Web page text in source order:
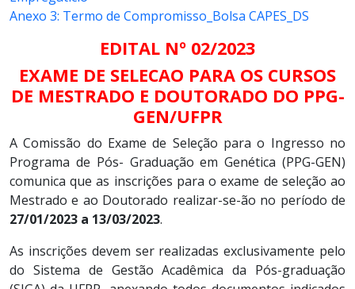
Anexo 3: Termo de Compromisso_Bolsa CAPES_DS
EDITAL Nº 02/2023
EXAME DE SELECAO PARA OS CURSOS
DE MESTRADO E DOUTORADO DO PPG-
GEN/UFPR
A Comissão do Exame de Seleção para o Ingresso no
Programa de Pós- Graduação em Genética (PPG-GEN)
comunica que as inscrições para o exame de seleção ao
Mestrado e ao Doutorado realizar-se-ão no período de
27/01/2023 a 13/03/2023.
As inscrições devem ser realizadas exclusivamente pelo
do Sistema de Gestão Acadêmica da Pós-graduação